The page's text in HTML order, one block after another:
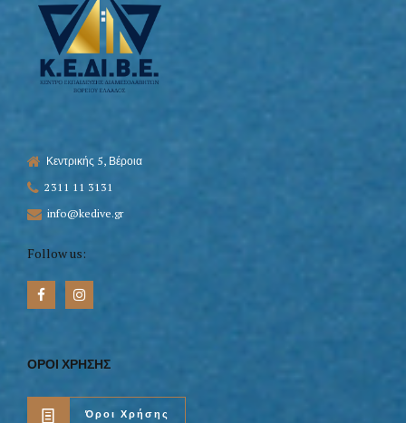
Κεντρικής 5, Βέροια
2311 11 3131
info@kedive.gr
Follow us:
ΟΡΟΙ ΧΡΗΣΗΣ
Όροι Χρήσης